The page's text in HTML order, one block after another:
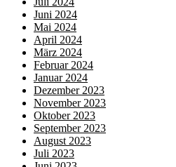
Juni 2024
Mai 2024
April 2024
März 2024
Februar 2024
Januar 2024
Dezember 2023
November 2023
Oktober 2023
September 2023
August 2023
Juli 2023